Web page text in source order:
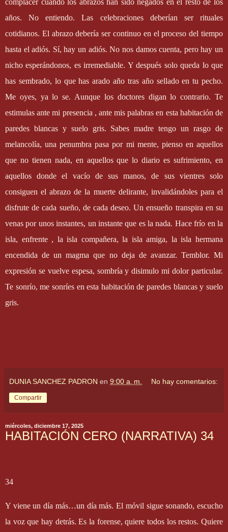
años. No entiendo. Las celebraciones deberían ser rituales
cotidianos. El abrazo debería ser continuo en el proceso del tiempo
hasta el adiós. Sí, hay un adiós. No nos damos cuenta, pero hay un
nicho esperándonos, es irremediable. Y después solo queda lo que
has sembrado, lo que has arado año tras año sellado en tu pecho.
Me oyes, ya lo se. Aunque los doctores digan lo contrario. Te
estimulas ante mi presencia , ante mis palabras en esta habitación de
paredes blancas y suelo gris. Sabes madre tengo un rasgo de
melancolía, una penumbra pasa por mi mente, pienso en aquellos
que no tienen nada, en aquellos que lo diario es sufrimiento, en
aquellos donde el vacío de sus manos, de sus vientres solo
consiguen el abrazo de la muerte delirante, invalidándoles para el
disfrute de cada sueño, de cada deseo. Un ensueño transpira en su
venas por unos instantes, un instante que es la nada. Hace frío en la
isla, enfrente , la isla compañera, la isla amiga, la isla hermana
encendida de un magma que no deja de avanzar. Temblor. Mi
expresión se vuelve espesa, sombría y disimulo mi dolor particular.
Te sonrío, me sonríes en esta habitación de paredes blancas y suelo
gris.
DUNIA SANCHEZ PADRON en 9:00 a. m. No hay comentarios:
Compartir
miércoles, diciembre 17, 2025
HABITACIÓN CERO (NARRATIVA) 34
34
Y viene un día más…un día más. El móvil sigue sonando, escucho
la voz que hay detrás. Es la forense, quiere todos los restos. Quiere